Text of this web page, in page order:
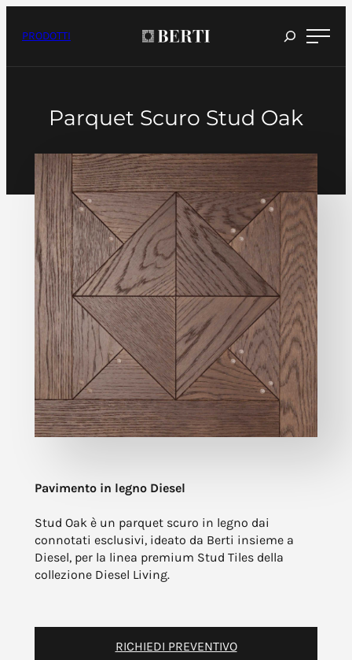
Vai
contenuto
PRODOTTI
Parquet Scuro Stud Oak
Pavimento in legno Diesel
Stud Oak è un parquet scuro in legno dai
connotati esclusivi, ideato da Berti insieme a
Diesel, per la linea premium Stud Tiles della
collezione Diesel Living.
RICHIEDI PREVENTIVO